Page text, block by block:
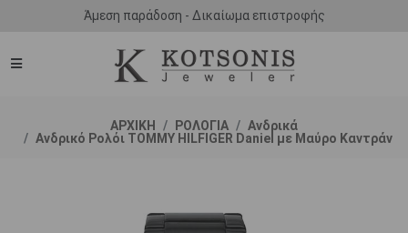
Άμεση παράδοση - Δικαίωμα επιστροφής
ΑΡΧΙΚΗ ΡΟΛΟΓΙΑ
Ανδρικά
Ανδρικό Ρολόι TOMMY HILFIGER Daniel με Μαύρο Καντράν